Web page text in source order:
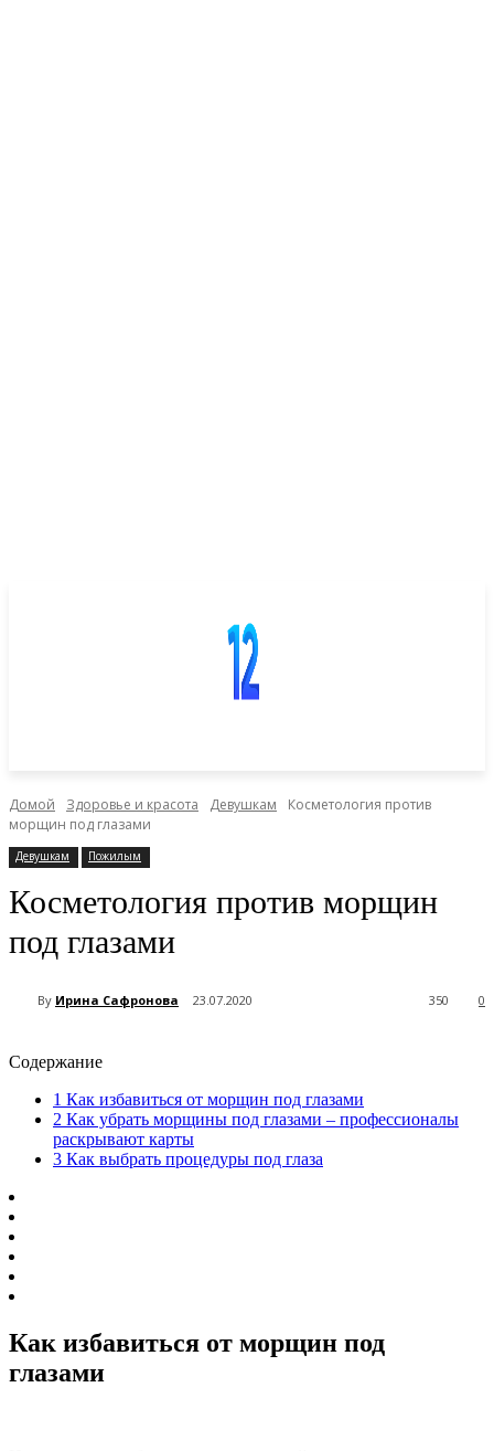
Домой Здоровье и красота Девушкам
Косметология против
морщин под глазами
Девушкам Пожилым
Косметология против морщин
под глазами
By Ирина Сафронова 23.07.2020 0
350
Содержание
1 Как избавиться от морщин под глазами
2 Как убрать морщины под глазами – профессионалы
раскрывают карты
3 Как выбрать процедуры под глаза
Как избавиться от морщин под
глазами